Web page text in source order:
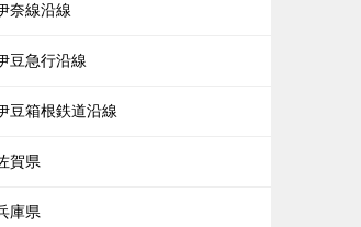
奈線沿線
豆急行沿線
豆箱根鉄道沿線
賀県
庫県